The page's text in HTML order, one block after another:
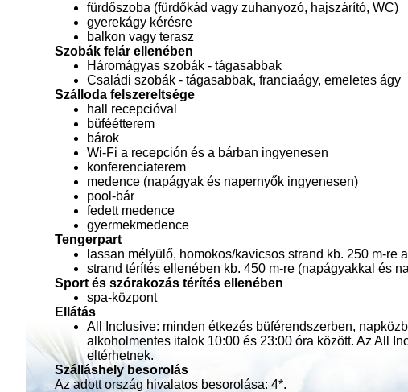
fürdőszoba (fürdőkád vagy zuhanyozó, hajszárító, WC)
gyerekágy kérésre
balkon vagy terasz
Szobák felár ellenében
Háromágyas szobák - tágasabbak
Családi szobák - tágasabbak, franciaágy, emeletes ágy
Szálloda felszereltsége
hall recepcióval
büféétterem
bárok
Wi-Fi a recepción és a bárban ingyenesen
konferenciaterem
medence (napágyak és napernyők ingyenesen)
pool-bár
fedett medence
gyermekmedence
Tengerpart
lassan mélyülő, homokos/kavicsos strand kb. 250 m-
strand térítés ellenében kb. 450 m-re (napágyakkal és
Sport és szórakozás térítés ellenében
spa-központ
Ellátás
All Inclusive: minden étkezés büférendszerben,
alkoholmentes italok 10:00 és 23:00 óra között. Az All
eltérhetnek.
Szálláshely besorolás
Az adott ország hivalatos besorolása: 4*.